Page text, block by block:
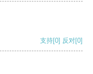
支持[0] 反对[0]